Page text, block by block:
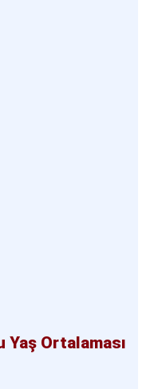
Yaş Ortalaması